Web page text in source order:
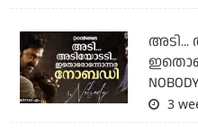
അടി...
3